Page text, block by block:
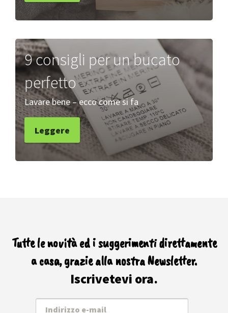
9 consigli per un bucato
perfetto
Lavare bene – ecco come si fa
Leggere
Tutte le novità ed i suggerimenti direttamente
a casa, grazie alla nostra Newsletter.
Iscrivetevi ora.